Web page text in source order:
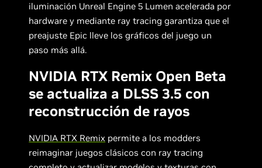
iluminación Unreal Engine 5 Lumen acelerada por
hardware y mediante ray tracing garantiza que el
preajuste Epic lleve los gráficos del juego un
paso más allá.
NVIDIA RTX Remix Open Beta
se actualiza a DLSS 3.5 con
reconstrucción de rayos
NVIDIA RTX Remix permite a los modders
reimaginar juegos clásicos con ray tracing